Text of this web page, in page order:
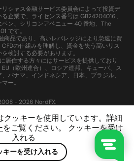
クッキーを使用しています。詳細
をご覧ください。 クッキーを受け
入れる
キーを受け入れる
シャス金融サービス委員会によって投資デ
企業で、ライセンス番号は GB24204016、
ン、シリコンアベニュー 40 番地、The
です。
商品であり、高いレバレッジにより急速に資
の仕組みを理解し、資金を失う高いリス
検討する必要があります。
居住する方々にはサービスを提供しており
（欧州連合）、ロシア連邦、キューバ、ス
パナマ、インドネシア、日本、ブラジル、
ー。
- 2026 NordFX.